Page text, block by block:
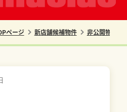
ページ 新店舗候補物件 非公開物件